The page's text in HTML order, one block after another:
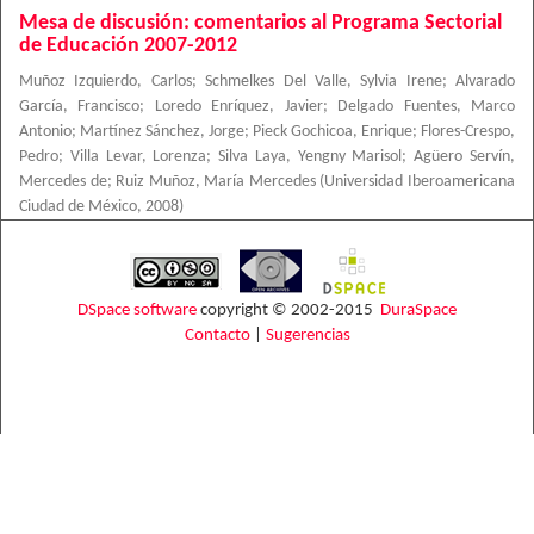
Mesa de discusión: comentarios al Programa Sectorial
de Educación 2007-2012
Muñoz Izquierdo, Carlos;Schmelkes Del Valle, Sylvia Irene; Alvarado
García, Francisco; Loredo Enríquez, Javier;
Delgado Fuentes, Marco
Antonio; Martínez Sánchez, Jorge; Pieck Gochicoa, Enrique; Flores-Crespo,
Pedro; Villa Levar, Lorenza;Silva Laya, Yengny Marisol ;Agüero Servín,
Mercedes de; Ruiz Muñoz, María Mercedes (Universidad Iberoamericana
Ciudad de México, 2008)
DSpace software copyright © 2002-2015 DuraSpace
Contacto| Sugerencias